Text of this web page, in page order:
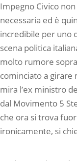
Impegno Civico
necessaria ed è
incredibile per uno
scena politica
molto rumore
cominciato a
mira l’ex ministro
dal Movimento 5
che ora si trova
ironicamente, si